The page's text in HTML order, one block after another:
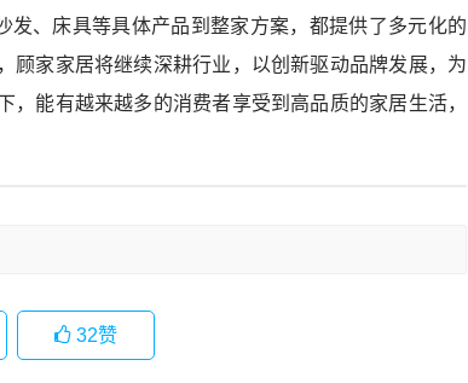
、床具等具体产品到整家方案，都提供了多元化的
顾家家居将继续深耕行业，以创新驱动品牌发展，为
能有越来越多的消费者享受到高品质的家居生活，
32赞